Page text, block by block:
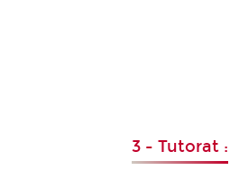
3 - Tutorat :